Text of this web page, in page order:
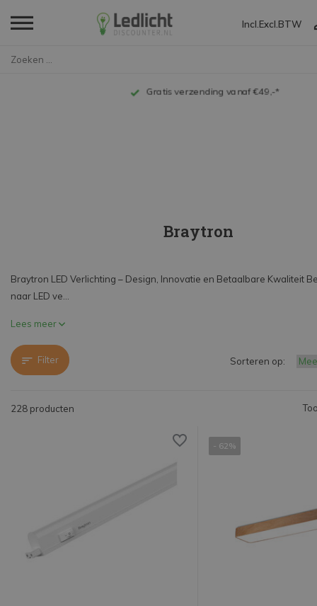
Incl. Excl. BTW
Op werkdagen voor 18:00 uur besteld, dezelfde dag
Braytron
Braytron LED Verlichting – Design, Innovatie en Betaalbare Kwaliteit
naar LED ve...
Lees meer
Filter
228 producten
Sorteren op:
- 62%